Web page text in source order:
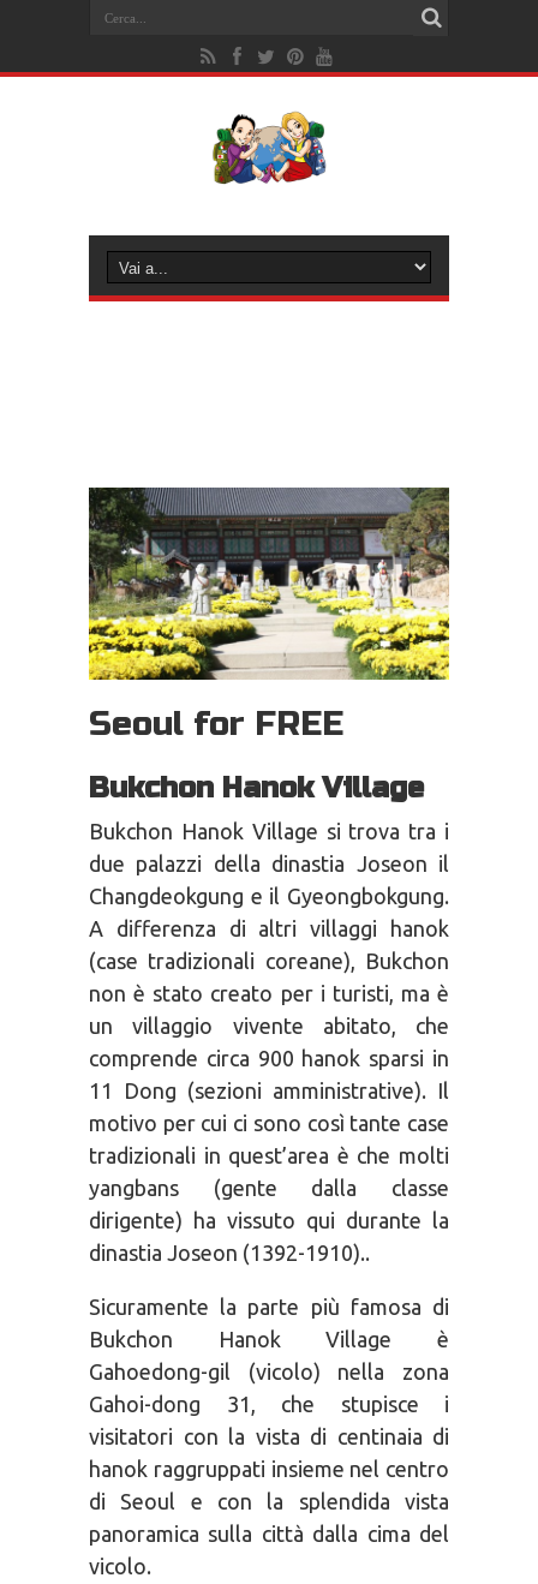
Seoul for FREE
Bukchon Hanok Village
Bukchon Hanok Village si trova tra i
due palazzi della dinastia Joseon il
Changdeokgung e il Gyeongbokgung.
A differenza di altri villaggi hanok
(case tradizionali coreane), Bukchon
non è stato creato per i turisti, ma è
un villaggio vivente abitato, che
comprende circa 900 hanok sparsi in
11 Dong (sezioni amministrative). Il
motivo per cui ci sono così tante case
tradizionali in quest’area è che molti
yangbans (gente dalla classe
dirigente) ha vissuto qui durante la
dinastia Joseon (1392-1910)..
Sicuramente la parte più famosa di
Bukchon Hanok Village è
Gahoedong-gil (vicolo) nella zona
Gahoi-dong 31, che stupisce i
visitatori con la vista di centinaia di
hanok raggruppati insieme nel centro
di Seoul e con la splendida vista
panoramica sulla città dalla cima del
vicolo.